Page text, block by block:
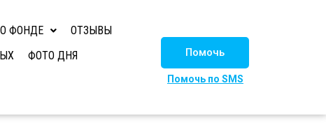
О ФОНДЕ
ОТЗЫВЫ
ФОТО ДНЯ
Помочь
Помочь по SMS